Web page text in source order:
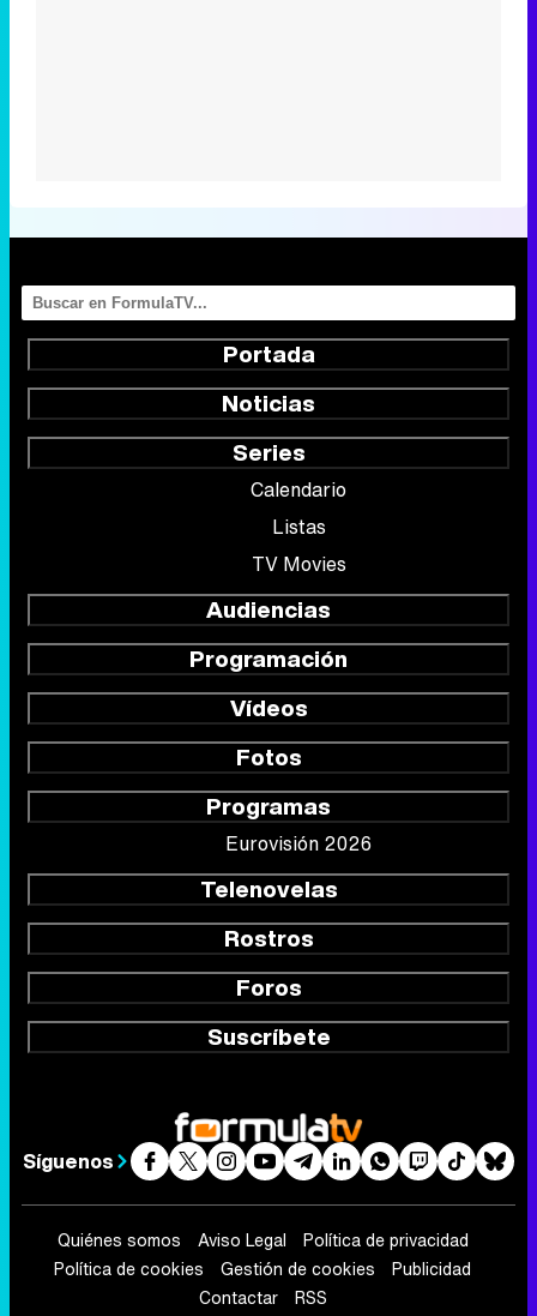
Portada
Noticias
Series
Calendario
Listas
TV Movies
Audiencias
Programación
Vídeos
Fotos
Programas
Eurovisión 2026
Telenovelas
Rostros
Foros
Suscríbete
Síguenos
Quiénes somos Aviso Legal
Política de privacidad
Política de cookies
Gestión de cookies
Publicidad
Contactar
RSS